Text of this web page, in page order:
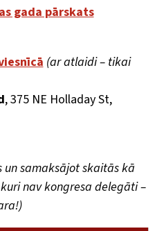
gada pārskats
(ar atlaidi – tikai
, 375 NE Holladay St,
un samaksājot skaitās kā
nav kongresa delegāti –